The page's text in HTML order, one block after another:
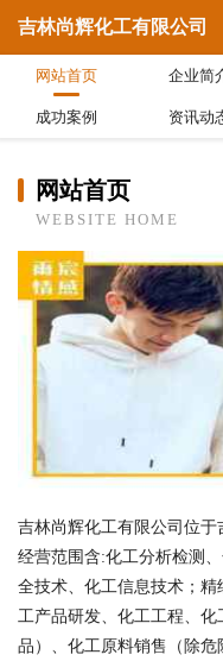
吉林尚辉化工有限公司
网站首页 企业简
成功案例 资讯动
网站首页
WEBSITE HOME
吉林尚辉化工有限公司位于
经营范围含:化工分析检测
全技术、化工信息技术；
工产品研发、化工工程、
品）、化工原料销售（除